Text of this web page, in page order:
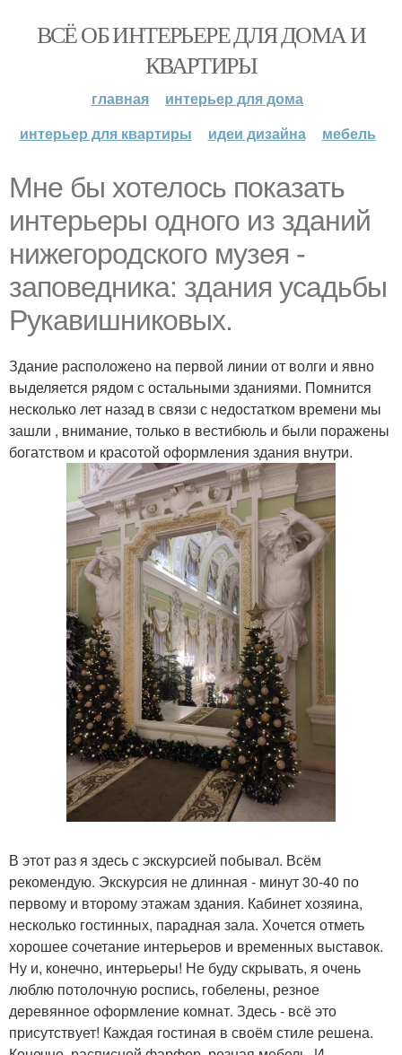
ВСЁ ОБ ИНТЕРЬЕРЕ ДЛЯ ДОМА И
КВАРТИРЫ
главная
интерьер для дома
интерьер для квартиры
идеи дизайна мебель
Мне бы хотелось показать
интерьеры одного из зданий
нижегородского музея -
заповедника: здания усадьбы
Рукавишниковых.
Здание расположено на первой линии от волги и явно
выделяется рядом с остальными зданиями. Помнится
несколько лет назад в связи с недостатком времени мы
зашли , внимание, только в вестибюль и были поражены
богатством и красотой оформления здания внутри.
В этот раз я здесь с экскурсией побывал. Всём
рекомендую. Экскурсия не длинная - минут 30-40 по
первому и второму этажам здания. Кабинет хозяина,
несколько гостинных, парадная зала. Хочется отметь
хорошее сочетание интерьеров и временных выставок.
Ну и, конечно, интерьеры! Не буду скрывать, я очень
люблю потолочную роспись, гобелены, резное
деревянное оформление комнат. Здесь - всё это
присутствует! Каждая гостиная в своём стиле решена.